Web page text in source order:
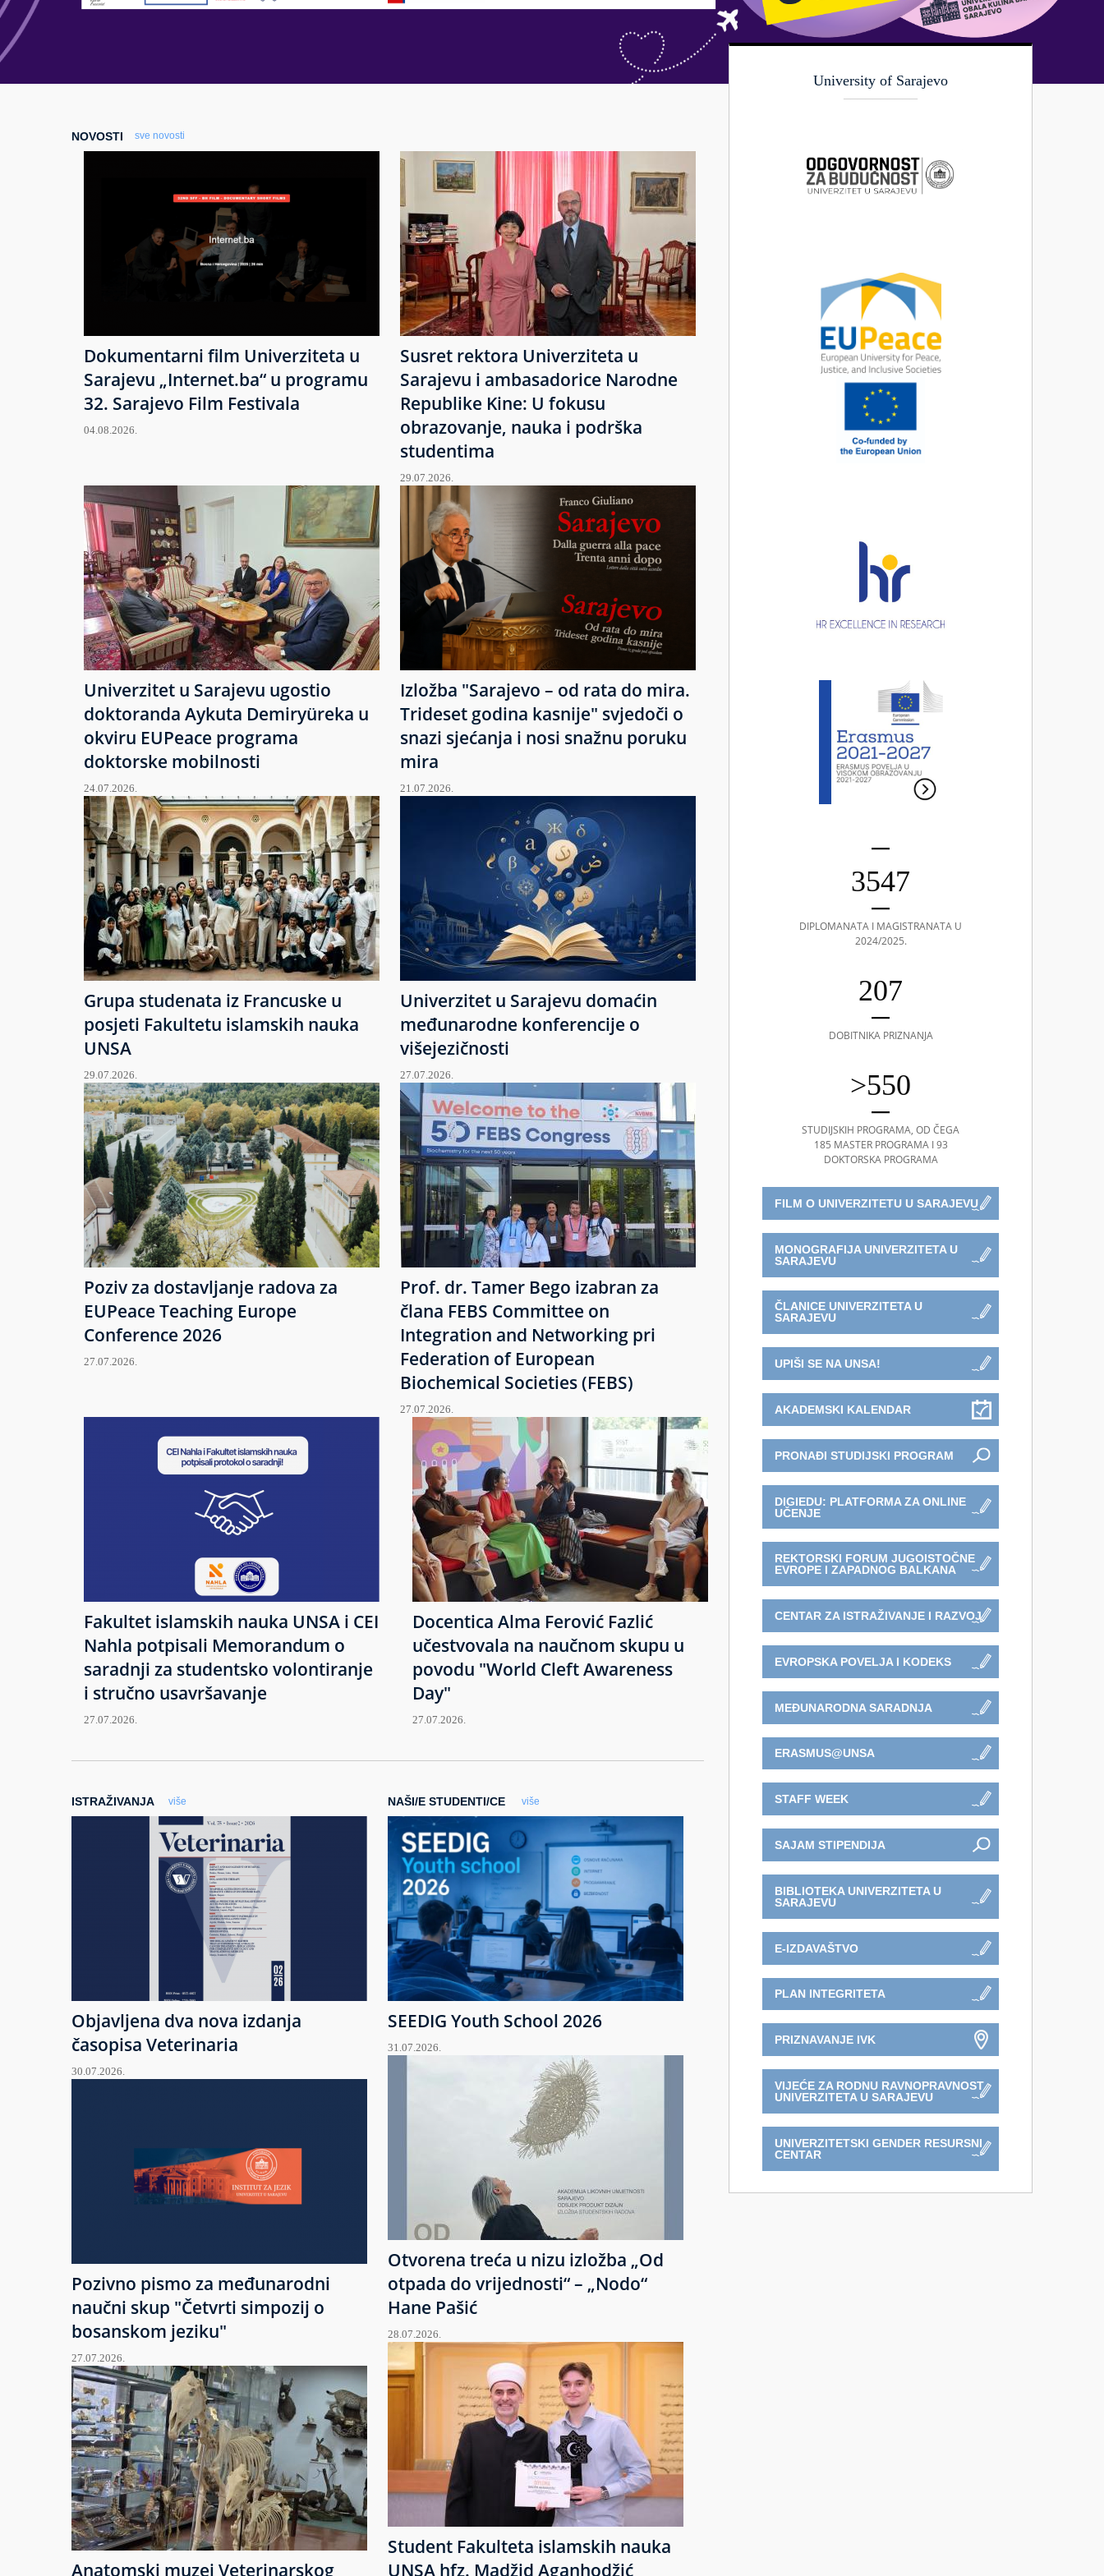
NOVOSTI sve novosti
Dokumentarni film Univerziteta u
Sarajevu „Internet.ba“ u programu
32. Sarajevo Film Festivala
04.08.2026.
Susret rektora Univerziteta u
Sarajevu i ambasadorice Narodne
Republike Kine: U fokusu
obrazovanje, nauka i podrška
studentima
29.07.2026.
Univerzitet u Sarajevu ugostio
doktoranda Aykuta Demiryüreka u
okviru EUPeace programa
doktorske mobilnosti
24.07.2026.
Izložba "Sarajevo – od rata do mira.
Trideset godina kasnije" svjedoči o
snazi sjećanja i nosi snažnu poruku
mira
21.07.2026.
Grupa studenata iz Francuske u
posjeti Fakultetu islamskih nauka
UNSA
29.07.2026.
Univerzitet u Sarajevu domaćin
međunarodne konferencije o
višejezičnosti
27.07.2026.
Poziv za dostavljanje radova za
EUPeace Teaching Europe
Conference 2026
27.07.2026.
Prof. dr. Tamer Bego izabran za
člana FEBS Committee on
Integration and Networking pri
Federation of European
Biochemical Societies (FEBS)
27.07.2026.
Fakultet islamskih nauka UNSA i CEI
Nahla potpisali Memorandum o
saradnji za studentsko volontiranje
i stručno usavršavanje
27.07.2026.
Docentica Alma Ferović Fazlić
učestvovala na naučnom skupu u
povodu "World Cleft Awareness
Day"
27.07.2026.
ISTRAŽIVANJA više
Objavljena dva nova izdanja
časopisa Veterinaria
30.07.2026.
Pozivno pismo za međunarodni
naučni skup "Četvrti simpozij o
bosanskom jeziku"
27.07.2026.
Anatomski muzej Veterinarskog
NAŠI/E STUDENTI/CE više
SEEDIG Youth School 2026
31.07.2026.
Otvorena treća u nizu izložba „Od
otpada do vrijednosti“ – „Nodo“
Hane Pašić
28.07.2026.
Student Fakulteta islamskih nauka
UNSA hfz. Madžid Aganhodžić
University of Sarajevo
3547
DIPLOMANATA I MAGISTRANATA U
2024/2025.
207
DOBITNIKA PRIZNANJA
>550
STUDIJSKIH PROGRAMA, OD ČEGA
185 MASTER PROGRAMA I 93
DOKTORSKA PROGRAMA
FILM O UNIVERZITETU U SARAJEVU
MONOGRAFIJA UNIVERZITETA U
SARAJEVU
ČLANICE UNIVERZITETA U
SARAJEVU
UPIŠI SE NA UNSA!
AKADEMSKI KALENDAR
PRONAĐI STUDIJSKI PROGRAM
DIGIEDU: PLATFORMA ZA ONLINE
UČENJE
REKTORSKI FORUM JUGOISTOČNE
EVROPE I ZAPADNOG BALKANA
CENTAR ZA ISTRAŽIVANJE I RAZVOJ
EVROPSKA POVELJA I KODEKS
MEĐUNARODNA SARADNJA
ERASMUS@UNSA
STAFF WEEK
SAJAM STIPENDIJA
BIBLIOTEKA UNIVERZITETA U
SARAJEVU
E-IZDAVAŠTVO
PLAN INTEGRITETA
PRIZNAVANJE IVK
VIJEĆE ZA RODNU RAVNOPRAVNOST
UNIVERZITETA U SARAJEVU
UNIVERZITETSKI GENDER RESURSNI
CENTAR